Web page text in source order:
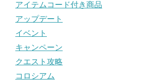
アイテムコード付き商品
アップデート
イベント
キャンペーン
クエスト攻略
コロシアム